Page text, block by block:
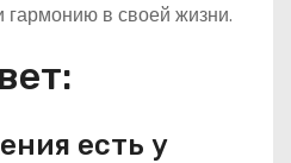
гармонию в своей жизни.
есть у